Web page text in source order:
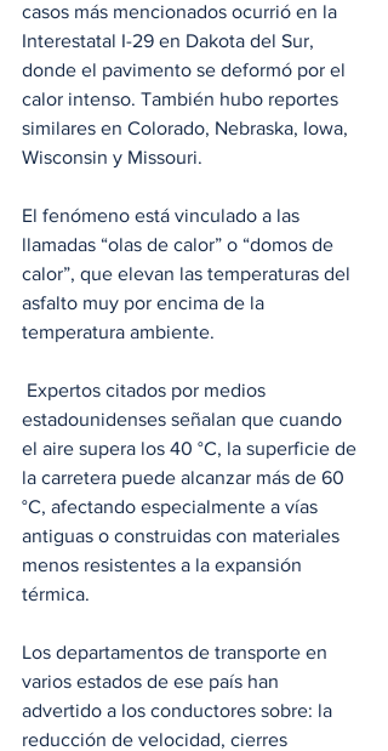
casos más mencionados ocurrió en la
Interestatal I-29 en Dakota del Sur,
donde el pavimento se deformó por el
calor intenso. También hubo reportes
similares en Colorado, Nebraska, Iowa,
Wisconsin y Missouri.
El fenómeno está vinculado a las
llamadas “olas de calor” o “domos de
calor”, que elevan las temperaturas del
asfalto muy por encima de la
temperatura ambiente.
estadounidenses señalan que cuando
el aire supera los 40 °C, la superficie de
la carretera puede alcanzar más de 60
°C, afectando especialmente a vías
antiguas o construidas con materiales
menos resistentes a la expansión
térmica.
Los departamentos de transporte en
varios estados de ese país han
advertido a los conductores sobre: la
reducción de velocidad, cierres